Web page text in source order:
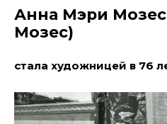
Анна Мэри
Мозес)
стала художницей в 76